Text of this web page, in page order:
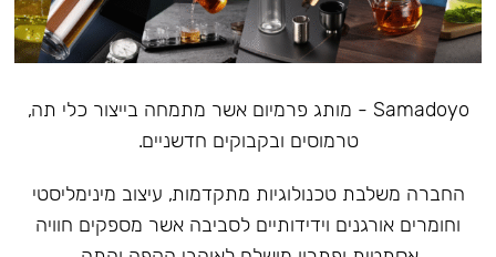
Samadoyo - מותג פרמיום אשר מתמחה בייצור כלי תה,
טרמוסים ובקבוקים חדשניים.
‏החברה משלבת טכנולוגיות מתקדמות, עיצוב מינימליסטי
וחומרים אורגנים וידידותיים לסביבה אשר מספקים חוויה